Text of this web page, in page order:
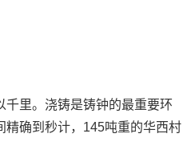
里。浇铸是铸钟的最重要环
精确到秒计，145吨重的华西村